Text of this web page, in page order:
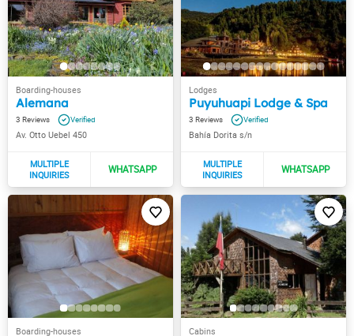
Alemana
3
Av. Otto Uebel 450
Puyuhuapi Lodge & Spa
3
Bahía Dorita s/n